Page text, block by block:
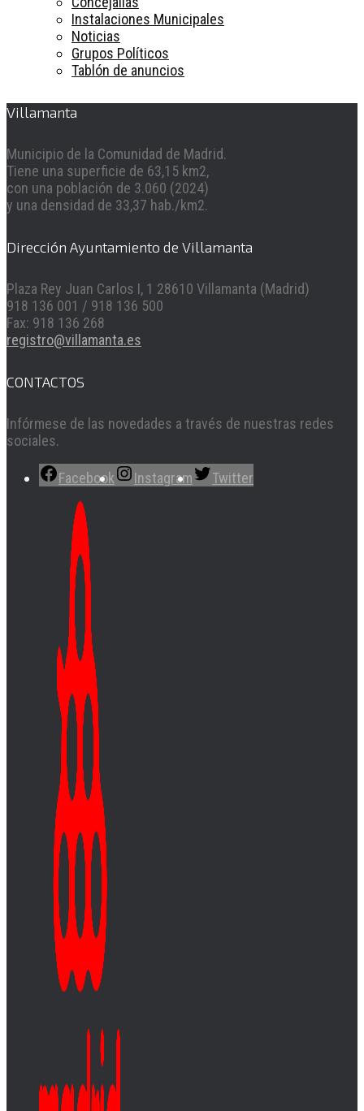
Instalaciones Municipales
Noticias
Grupos Políticos
Tablón de anuncios
Villamanta
Municipio de la Comunidad de Madrid.
Tiene una superficie de 63,15 km2,
con una población de 3.060 (2024)
y una densidad de 33,37 hab./km2.
Dirección Ayuntamiento de Villamanta
Plaza Rey Juan Carlos I, 1 28610 Villamanta (Madrid)
918 136 001 / 918 136 500
Fax: 918 136 268
registro@villamanta.es
CONTACTOS
Infórmese de las novedades a través de nuestras redes
sociales.
Facebook Instagram Twitter